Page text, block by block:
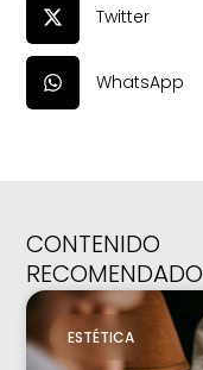
Twitter
WhatsApp
CONTENIDO
RECOMENDADO
ESTÉTICA